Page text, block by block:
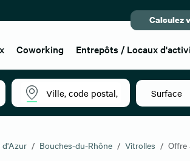
Calculez
Coworking Entrepôts / Locaux
Surface
d'Azur Bouches-du-Rhône Vitrolles Offre